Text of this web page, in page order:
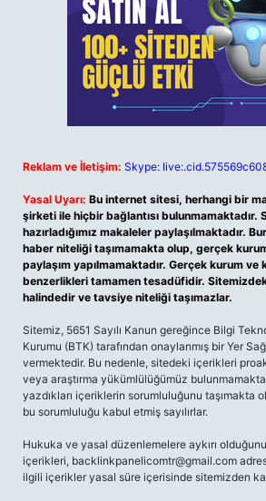
Reklam ve İletişim: Skype:
Yasal Uyarı: Bu internet sitesi, herhangi bir
şirketi ile hiçbir bağlantısı bulunmamaktadır.
hazırladığımız makaleler paylaşılmaktadır.
haber niteliği taşımamakta olup, gerçek
paylaşım yapılmamaktadır. Gerçek kurum ve
benzerlikleri tamamen tesadüfidir.
halindedir ve tavsiye niteliği taşımazlar.
Sitemiz, 5651 Sayılı Kanun gereğince Bilgi
Kurumu (BTK) tarafından onaylanmış bir Yer
vermektedir. Bu nedenle, sitedeki içerikleri
veya araştırma yükümlülüğümüz
yazdıkları içeriklerin sorumluluğunu taşımakta
bu sorumluluğu kabul etmiş sayılırlar.
Hukuka ve yasal düzenlemelere aykırı
içerikleri, backlinkpanelicomtr@gmail.com
ilgili içerikler yasal süre içerisinde sitemizden